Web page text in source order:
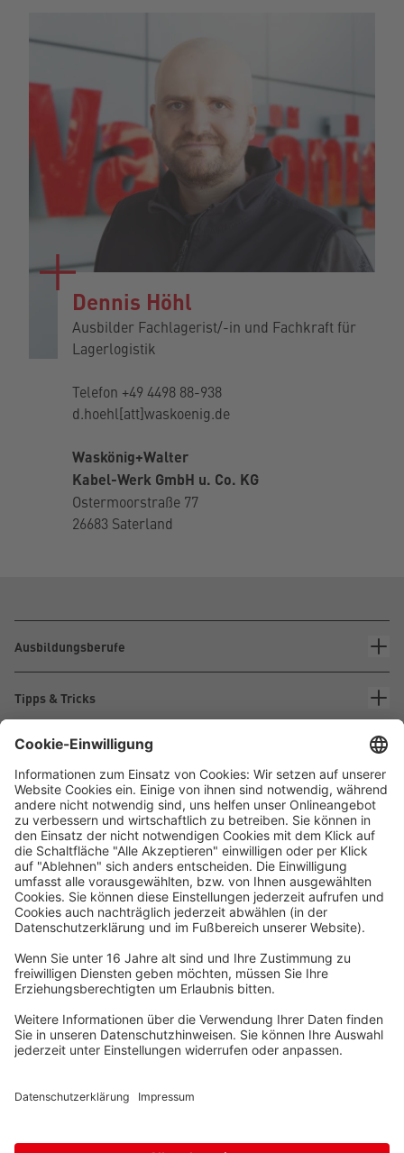
Dennis Höhl
Ausbilder Fachlagerist/-in und Fachkraft für
Lagerlogistik
Telefon +49 4498 88-938
d.hoehl[att]waskoenig.de
Waskönig+Walter
Kabel-Werk GmbH u. Co. KG
Ostermoorstraße 77
26683 Saterland
Ausbildungsberufe
Tipps & Tricks
Über Waskönig+Walter
Waskönig+Walter
Kabel-Werk GmbH u. Co. KG
Ostermoorstraße 77
Telefon +49 4498 88-0
Fax +49 4498 88-900
info[att]waskoenig.de
Folgen Sie uns: